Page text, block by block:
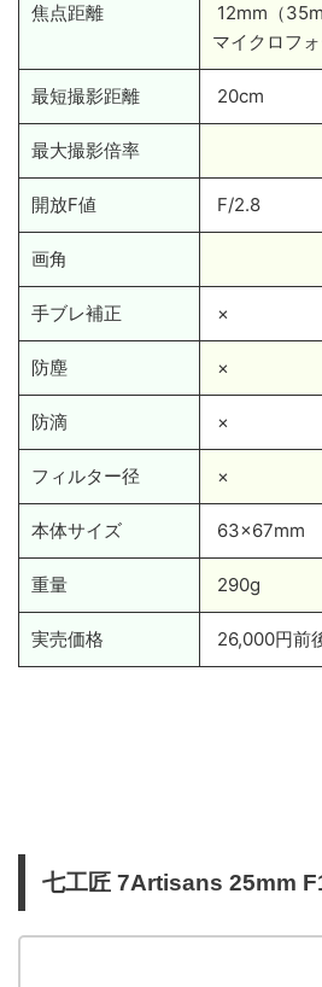
焦点距離
12mm（
マイクロフ
最短撮影距離 20cm
最大撮影倍率
開放F値 F/2.8
画角
手ブレ補正 ×
防塵 ×
防滴 ×
フィルター径 ×
本体サイズ 63×67mm
重量 290g
実売価格 26,000円前
七工匠 7Artisans 25mm